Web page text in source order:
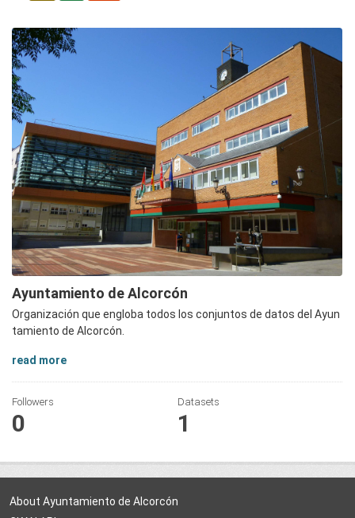
Ayuntamiento de Alcorcón
Organización que engloba todos los conjuntos de datos del Ayun
tamiento de Alcorcón.
read more
Followers
0
Datasets
1
About Ayuntamiento de Alcorcón